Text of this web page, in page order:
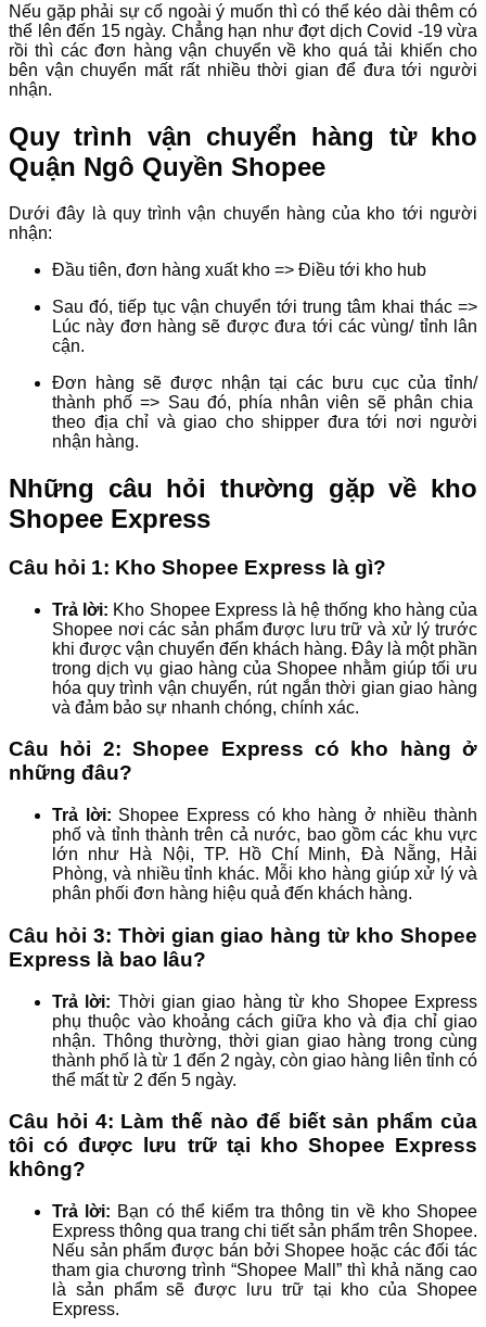
Nếu gặp phải sự cố ngoài ý muốn thì có thể kéo dài thêm có
thể lên đến 15 ngày. Chẳng hạn như đợt dịch Covid -19 vừa
rồi thì các đơn hàng vận chuyển về kho quá tải khiến cho
bên vận chuyển mất rất nhiều thời gian để đưa tới người
nhận.
Quy trình vận chuyển hàng từ kho
Quận Ngô Quyền Shopee
Dưới đây là quy trình vận chuyển hàng của kho tới người
nhận:
Đầu tiên, đơn hàng xuất kho => Điều tới kho hub
Sau đó, tiếp tục vận chuyển tới trung tâm khai thác =>
Lúc này đơn hàng sẽ được đưa tới các vùng/ tỉnh lân
cận.
Đơn hàng sẽ được nhận tại các bưu cục của tỉnh/
thành phố => Sau đó, phía nhân viên sẽ phân chia
theo địa chỉ và giao cho shipper đưa tới nơi người
nhận hàng.
Những câu hỏi thường gặp về kho
Shopee Express
Câu hỏi 1: Kho Shopee Express là gì?
Trả lời: Kho Shopee Express là hệ thống kho hàng của
Shopee nơi các sản phẩm được lưu trữ và xử lý trước
khi được vận chuyển đến khách hàng. Đây là một phần
trong dịch vụ giao hàng của Shopee nhằm giúp tối ưu
hóa quy trình vận chuyển, rút ngắn thời gian giao hàng
và đảm bảo sự nhanh chóng, chính xác.
Câu hỏi 2: Shopee Express có kho hàng ở
những đâu?
Trả lời: Shopee Express có kho hàng ở nhiều thành
phố và tỉnh thành trên cả nước, bao gồm các khu vực
lớn như Hà Nội, TP. Hồ Chí Minh, Đà Nẵng, Hải
Phòng, và nhiều tỉnh khác. Mỗi kho hàng giúp xử lý và
phân phối đơn hàng hiệu quả đến khách hàng.
Câu hỏi 3: Thời gian giao hàng từ kho Shopee
Express là bao lâu?
Trả lời: Thời gian giao hàng từ kho Shopee Express
phụ thuộc vào khoảng cách giữa kho và địa chỉ giao
nhận. Thông thường, thời gian giao hàng trong cùng
thành phố là từ 1 đến 2 ngày, còn giao hàng liên tỉnh có
thể mất từ 2 đến 5 ngày.
Câu hỏi 4: Làm thế nào để biết sản phẩm của
tôi có được lưu trữ tại kho Shopee Express
không?
Trả lời: Bạn có thể kiểm tra thông tin về kho Shopee
Express thông qua trang chi tiết sản phẩm trên Shopee.
Nếu sản phẩm được bán bởi Shopee hoặc các đối tác
tham gia chương trình “Shopee Mall” thì khả năng cao
là sản phẩm sẽ được lưu trữ tại kho của Shopee
Express.